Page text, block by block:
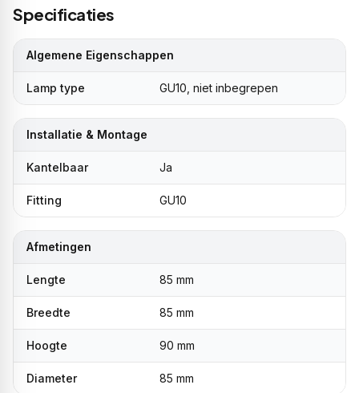
Specificaties
Algemene Eigenschappen
Lamp type GU10, niet inbegrepen
Installatie & Montage
Kantelbaar Ja
Fitting GU10
Afmetingen
Lengte 85 mm
Breedte 85 mm
Hoogte 90 mm
Diameter 85 mm